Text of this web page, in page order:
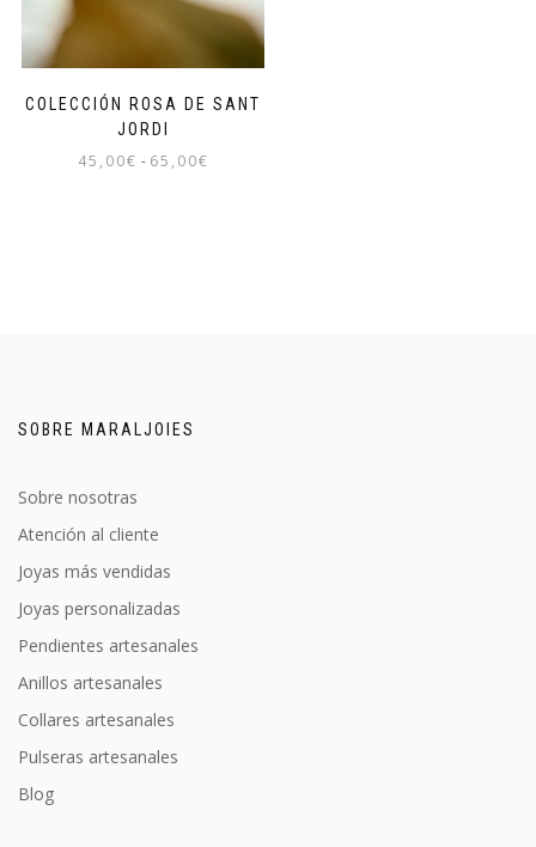
COLECCIÓN ROSA DE SANT
JORDI
45,00€ - 65,00€
SOBRE MARALJOIES
Sobre nosotras
Atención al cliente
Joyas más vendidas
Joyas personalizadas
Pendientes artesanales
Anillos artesanales
Collares artesanales
Pulseras artesanales
Blog